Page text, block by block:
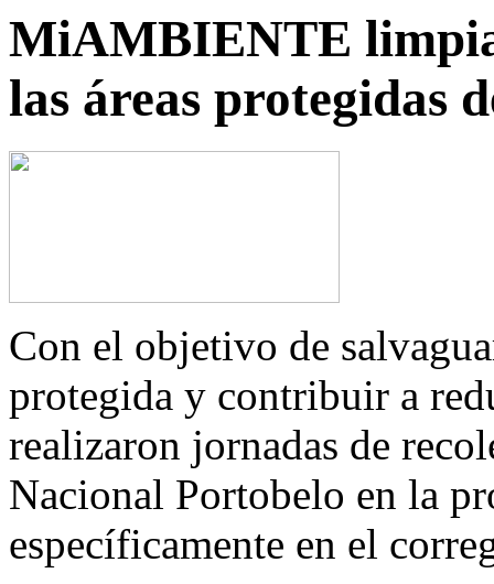
MiAMBIENTE
las áreas protegidas
Con el objetivo de
protegida y contribuir a
realizaron jornadas de
Nacional Portobelo en la
específicamente en el